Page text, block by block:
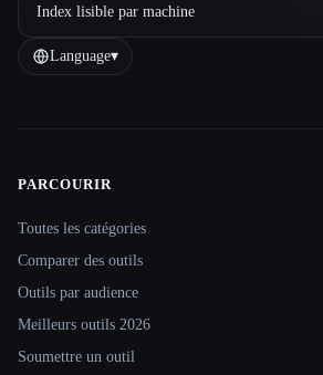
Index lisible par machine
Language▾
Site navigation
PARCOURIR
Toutes les catégories
Comparer des outils
Outils par audience
Meilleurs outils 2026
Soumettre un outil